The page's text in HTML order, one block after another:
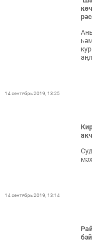
14 сентябрь 2019, 13:25
14 сентябрь 2019, 13:14